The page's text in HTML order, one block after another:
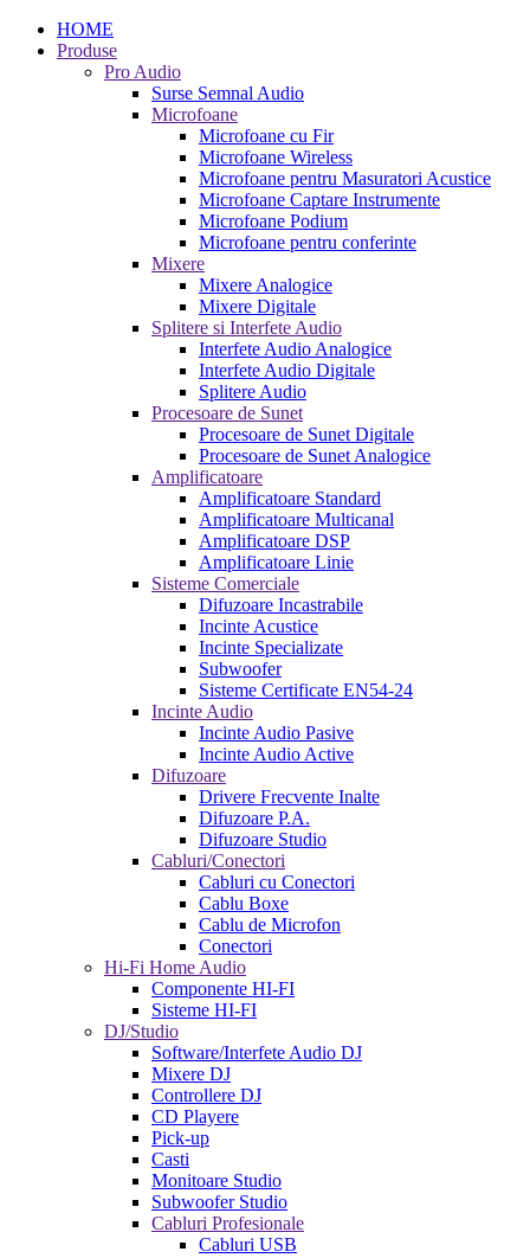
HOME
Produse
Pro Audio
Surse Semnal Audio
Microfoane
Microfoane cu Fir
Microfoane Wireless
Microfoane pentru Masuratori Acustice
Microfoane Captare Instrumente
Microfoane Podium
Microfoane pentru conferinte
Mixere
Mixere Analogice
Mixere Digitale
Splitere si Interfete Audio
Interfete Audio Analogice
Interfete Audio Digitale
Splitere Audio
Procesoare de Sunet
Procesoare de Sunet Digitale
Procesoare de Sunet Analogice
Amplificatoare
Amplificatoare Standard
Amplificatoare Multicanal
Amplificatoare DSP
Amplificatoare Linie
Sisteme Comerciale
Difuzoare Incastrabile
Incinte Acustice
Incinte Specializate
Subwoofer
Sisteme Certificate EN54-24
Incinte Audio
Incinte Audio Pasive
Incinte Audio Active
Difuzoare
Drivere Frecvente Inalte
Difuzoare P.A.
Difuzoare Studio
Cabluri/Conectori
Cabluri cu Conectori
Cablu Boxe
Cablu de Microfon
Conectori
Hi-Fi Home Audio
Componente HI-FI
Sisteme HI-FI
DJ/Studio
Software/Interfete Audio DJ
Mixere DJ
Controllere DJ
CD Playere
Pick-up
Casti
Monitoare Studio
Subwoofer Studio
Cabluri Profesionale
Cabluri USB